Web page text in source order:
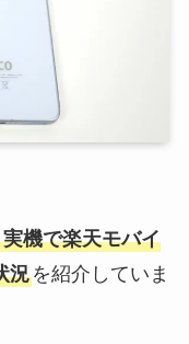
機で楽天モバイ
況を紹介していま